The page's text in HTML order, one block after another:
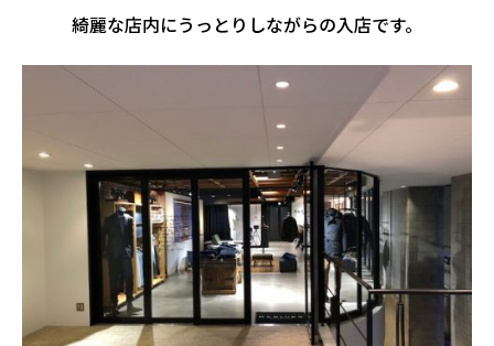
綺麗な店内にうっとりしながらの入店です。